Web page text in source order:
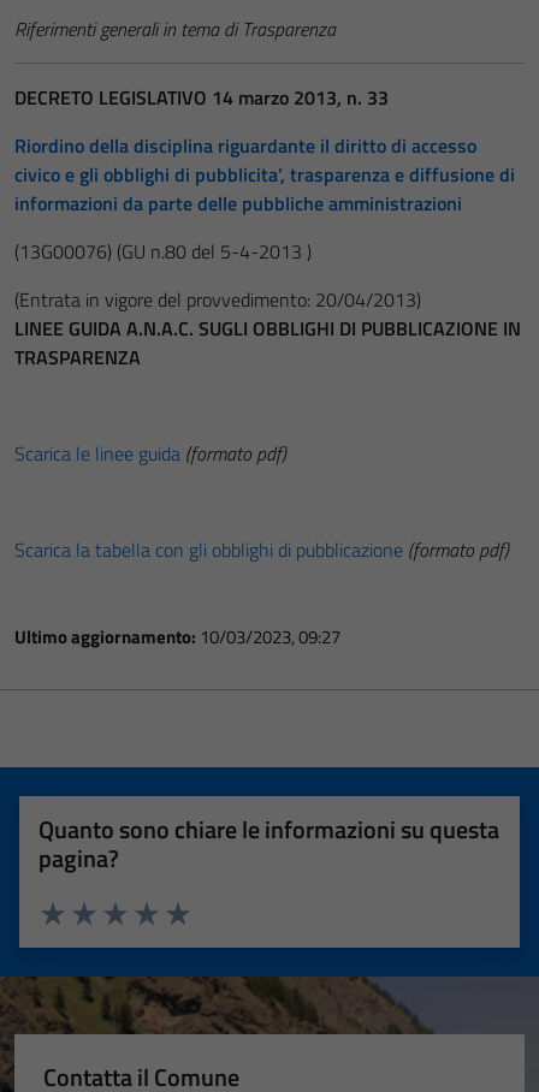
Riferimenti generali in tema di Trasparenza
DECRETO LEGISLATIVO 14 marzo 2013, n. 33
Riordino della disciplina riguardante il diritto di accesso
civico e gli obblighi di pubblicita’, trasparenza e diffusione di
informazioni da parte delle pubbliche amministrazioni
(13G00076) (GU n.80 del 5-4-2013 )
(Entrata in vigore del provvedimento: 20/04/2013)
LINEE GUIDA A.N.A.C. SUGLI OBBLIGHI DI PUBBLICAZIONE IN
TRASPARENZA
Scarica le linee guida (formato pdf)
Scarica la tabella con gli obblighi di pubblicazione (formato pdf)
Ultimo aggiornamento: 10/03/2023, 09:27
Quanto sono chiare le informazioni su questa
pagina?
Valuta 5 stelle su 5
Valuta 4 stelle su 5
Valuta 3 stelle su 5
Valuta 2 stelle su 5
Valuta 1 stelle su 5
Contatta il Comune